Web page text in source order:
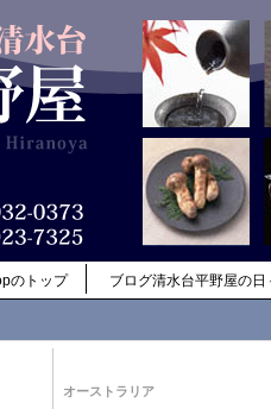
のトップ ブログ清水台平野屋の日
オーストラリア